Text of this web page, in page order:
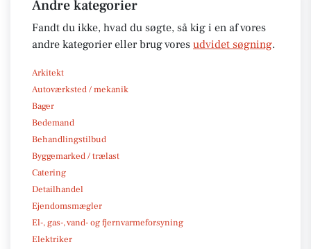
Andre kategorier
Fandt du ikke, hvad du søgte, så kig i en af vores
andre kategorier eller brug vores udvidet søgning.
Arkitekt
Autoværksted / mekanik
Bager
Bedemand
Behandlingstilbud
Byggemarked / trælast
Catering
Detailhandel
Ejendomsmægler
El-, gas-, vand- og fjernvarmeforsyning
Elektriker